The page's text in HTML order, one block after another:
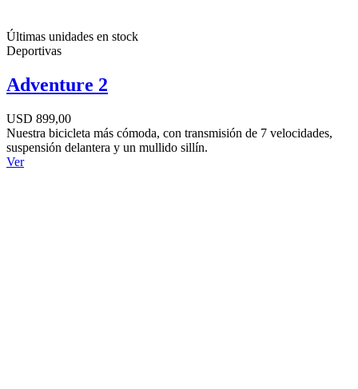
Últimas unidades en stock
Deportivas
Adventure 2
USD 899,00
Nuestra bicicleta más cómoda, con transmisión de 7 velocidades,
suspensión delantera y un mullido sillín.
Ver